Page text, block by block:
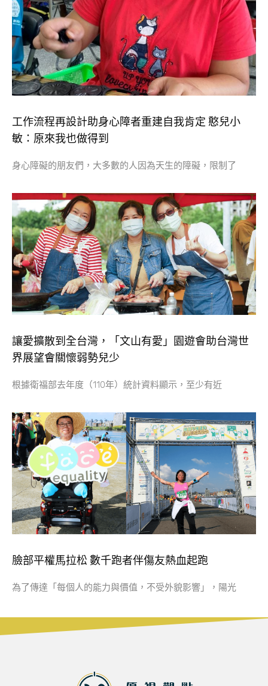
工作流程再設計助身心障者重建自我肯定 憨兒小
敏：原來我也做得到
身心障礙的朋友們，大多數的人因為天生的障礙，限制了
讓愛擴散到全台灣，「文山有愛」園遊會助台灣世
界展望會關懷弱勢兒少
根據衛福部去年度（110年）統計資料顯示，至少有近
臉部平權馬拉松 數千跑者伴傷友熱血起跑
為了傳達「每個人的能力與價值，不受外貌影響」，陽光